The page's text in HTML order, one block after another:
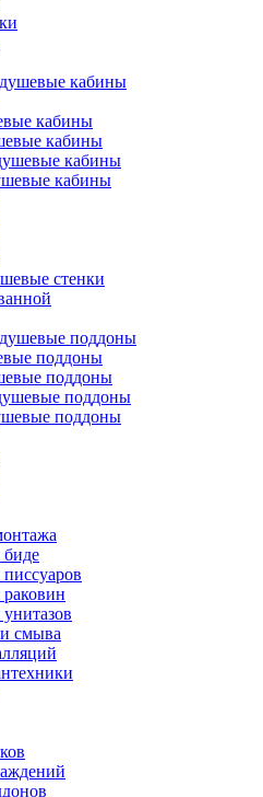
кабины
кабины
кабины
кабины
кабины
стенки
поддоны
поддоны
поддоны
поддоны
поддоны
биде
смыва